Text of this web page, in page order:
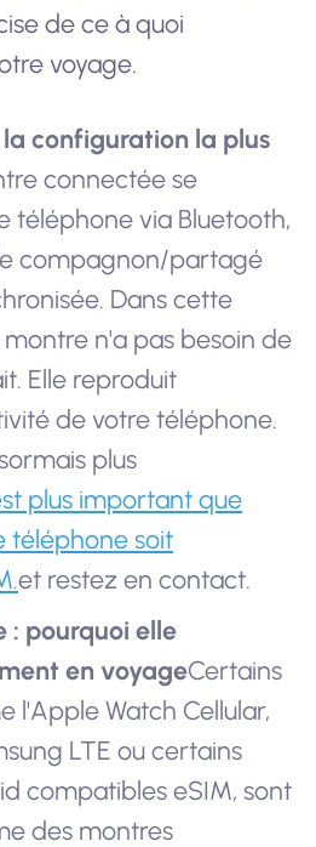
de ce à quoi
voyage.
configuration la plus
connectée se
téléphone via Bluetooth,
compagnon/partagé
Dans cette
n'a pas besoin de
Elle reproduit
de votre téléphone.
plus
plus important que
téléphone soit
et restez en contact.
: pourquoi elle
en voyageCertains
l'Apple Watch Cellular,
LTE ou certains
compatibles eSIM, sont
des montres